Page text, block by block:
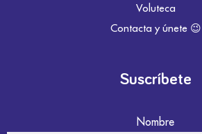
Voluteca
Contacta y únete 😉
Suscríbete
Nombre